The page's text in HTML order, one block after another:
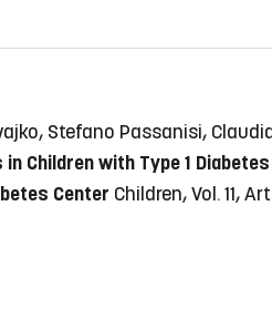
Stefano Passanisi,
in Children with Type 1
Center Children, Vol. 11,